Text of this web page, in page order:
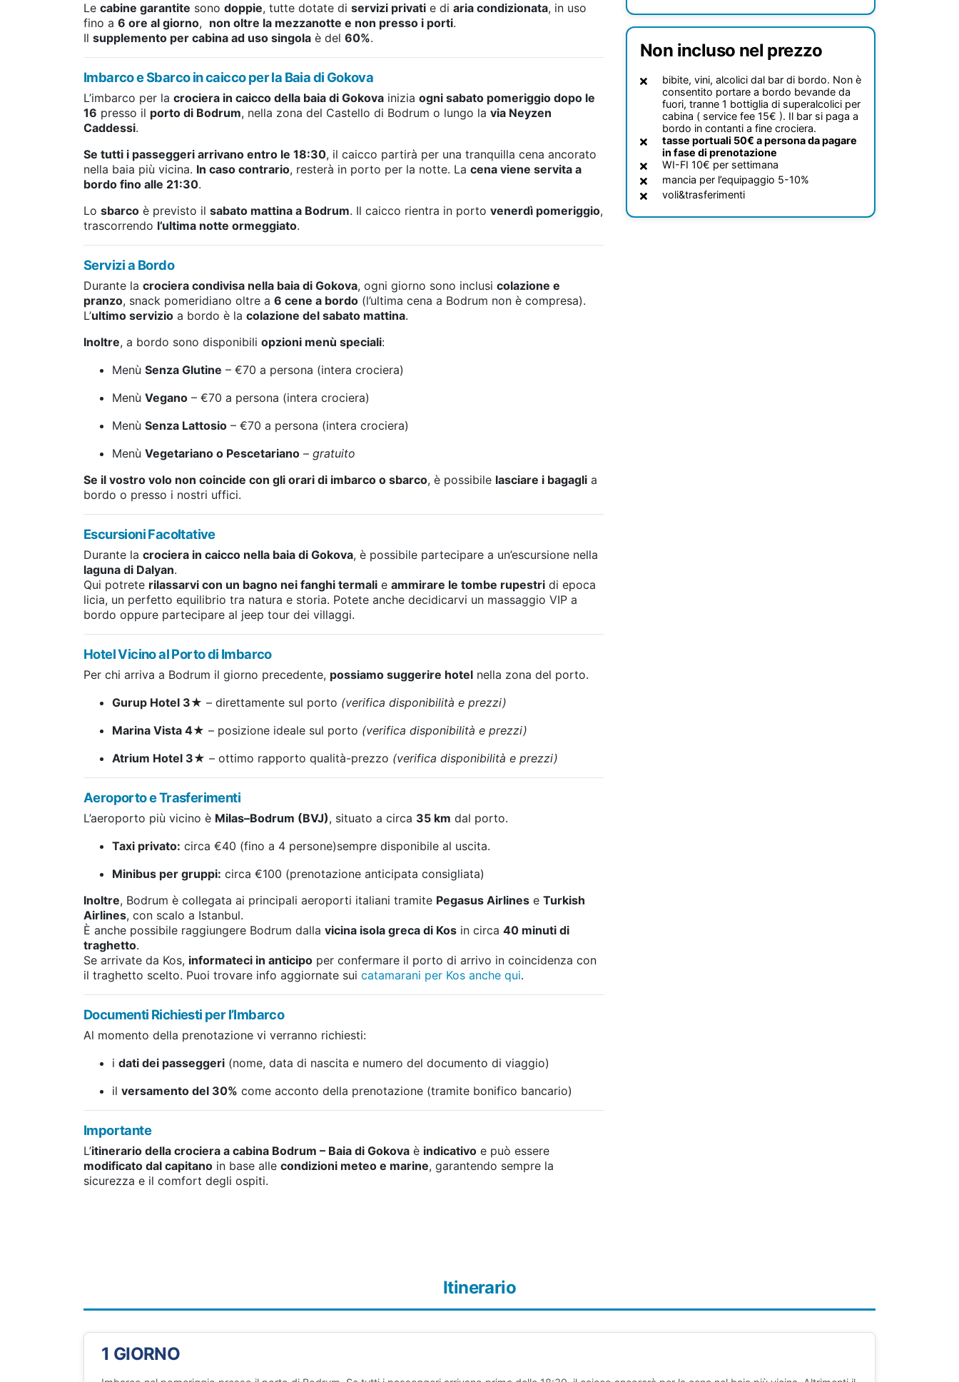
Le cabine garantite sono doppie, tutte dotate di servizi privati e di aria condizionata, in uso
fino a 6 ore al giorno, non oltre la mezzanotte e non presso i porti.
Il supplemento per cabina ad uso singola è del 60%.
Imbarco e Sbarco in caicco per la Baia di Gokova
L’imbarco per la crociera in caicco della baia di Gokova inizia ogni sabato pomeriggio dopo le
16 presso il porto di Bodrum, nella zona del Castello di Bodrum o lungo la via Neyzen
Caddessi.
Se tutti i passeggeri arrivano entro le 18:30, il caicco partirà per una tranquilla cena ancorato
nella baia più vicina. In caso contrario, resterà in porto per la notte. La cena viene servita a
bordo fino alle 21:30.
Lo sbarco è previsto il sabato mattina a Bodrum. Il caicco rientra in porto venerdì pomeriggio,
trascorrendo l’ultima notte ormeggiato.
Servizi a Bordo
Durante la crociera condivisa nella baia di Gokova, ogni giorno sono inclusi colazione e
pranzo, snack pomeridiano oltre a 6 cene a bordo (l’ultima cena a Bodrum non è compresa).
L’ultimo servizio a bordo è la colazione del sabato mattina.
Inoltre, a bordo sono disponibili opzioni menù speciali:
Menù Senza Glutine – €70 a persona (intera crociera)
Menù Vegano – €70 a persona (intera crociera)
Menù Senza Lattosio – €70 a persona (intera crociera)
Menù Vegetariano o Pescetariano – gratuito
Se il vostro volo non coincide con gli orari di imbarco o sbarco, è possibile lasciare i bagagli a
bordo o presso i nostri uffici.
Escursioni Facoltative
Durante la crociera in caicco nella baia di Gokova, è possibile partecipare a un’escursione nella
laguna di Dalyan.
Qui potrete rilassarvi con un bagno nei fanghi termali e ammirare le tombe rupestri di epoca
licia, un perfetto equilibrio tra natura e storia. Potete anche decidicarvi un massaggio VIP a
bordo oppure partecipare al jeep tour dei villaggi.
Hotel Vicino al Porto di Imbarco
Per chi arriva a Bodrum il giorno precedente, possiamo suggerire hotel nella zona del porto.
Gurup Hotel 3★ – direttamente sul porto (verifica disponibilità e prezzi)
Marina Vista 4★ – posizione ideale sul porto (verifica disponibilità e prezzi)
Atrium Hotel 3★ – ottimo rapporto qualità-prezzo (verifica disponibilità e prezzi)
Aeroporto e Trasferimenti
L’aeroporto più vicino è Milas–Bodrum (BVJ), situato a circa 35 km dal porto.
Taxi privato: circa €40 (fino a 4 persone)sempre disponibile al uscita.
Minibus per gruppi: circa €100 (prenotazione anticipata consigliata)
Inoltre, Bodrum è collegata ai principali aeroporti italiani tramite Pegasus Airlines e Turkish
Airlines, con scalo a Istanbul.
È anche possibile raggiungere Bodrum dalla vicina isola greca di Kos in circa 40 minuti di
traghetto.
Se arrivate da Kos, informateci in anticipo per confermare il porto di arrivo in coincidenza con
il traghetto scelto. Puoi trovare info aggiornate sui catamarani per Kos anche qui.
Documenti Richiesti per l’Imbarco
Al momento della prenotazione vi verranno richiesti:
i dati dei passeggeri (nome, data di nascita e numero del documento di viaggio)
il versamento del 30% come acconto della prenotazione (tramite bonifico bancario)
Importante
L’itinerario della crociera a cabina Bodrum – Baia di Gokova è indicativo e può essere
modificato dal capitano in base alle condizioni meteo e marine, garantendo sempre la
sicurezza e il comfort degli ospiti.
Non incluso nel prezzo
bibite, vini, alcolici dal bar di bordo. Non è
consentito portare a bordo bevande da
fuori, tranne 1 bottiglia di superalcolici per
cabina ( service fee 15€ ). Il bar si paga a
bordo in contanti a fine crociera.
tasse portuali 50€ a persona da pagare
in fase di prenotazione
WI-FI 10€ per settimana
mancia per l’equipaggio 5-10%
voli&trasferimenti
Itinerario
1 GIORNO